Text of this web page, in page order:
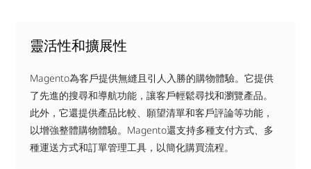
靈活性和擴展性
Magento為客戶提供無縫且引人入勝的購物體驗。它提供
了先進的搜尋和導航功能，讓客戶輕鬆尋找和瀏覽產品。
此外，它還提供產品比較、願望清單和客戶評論等功能，
以增強整體購物體驗。Magento還支持多種支付方式、多
種運送方式和訂單管理工具，以簡化購買流程。